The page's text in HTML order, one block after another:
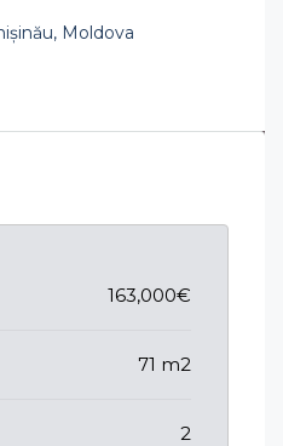
Moldova
163,000€
71 m2
2